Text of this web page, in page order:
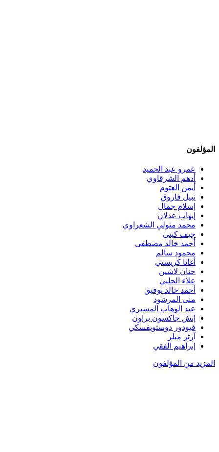
المؤلفون
عمرو عبد الحميد
أدهم الشرقاوي
أيمن العتوم
نبيل فاروق
إسلام جمال
إيهاب عدلان
محمد متولي الشعراوي
جيف كيني
أحمد خالد مصطفى
محمود سالم
أغاثا كريستي
حنان لاشين
علاء الحلبي
أحمد خالد توفيق
منى المرشود
عبد الوهاب المسيري
إتش جاكسون براون
فيودور دوستويفسكي
آرثر ميلر
إبراهيم الفقي
المزيد من المؤلفون